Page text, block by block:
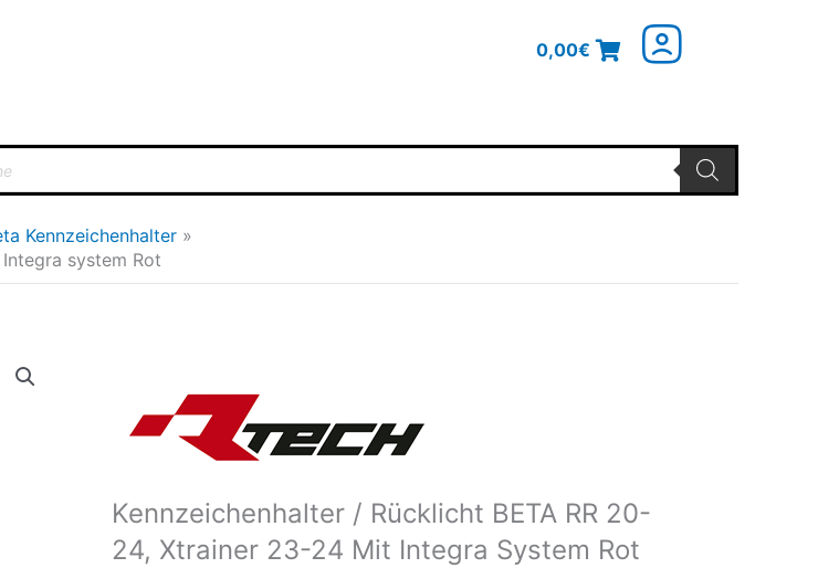
0,00€
Kennzeichenhalter
system Rot
Kennzeichenhalter / Rücklicht BETA RR 20-
24, Xtrainer 23-24 Mit Integra System Rot
Preis
war:
Rücklicht
20-
24,